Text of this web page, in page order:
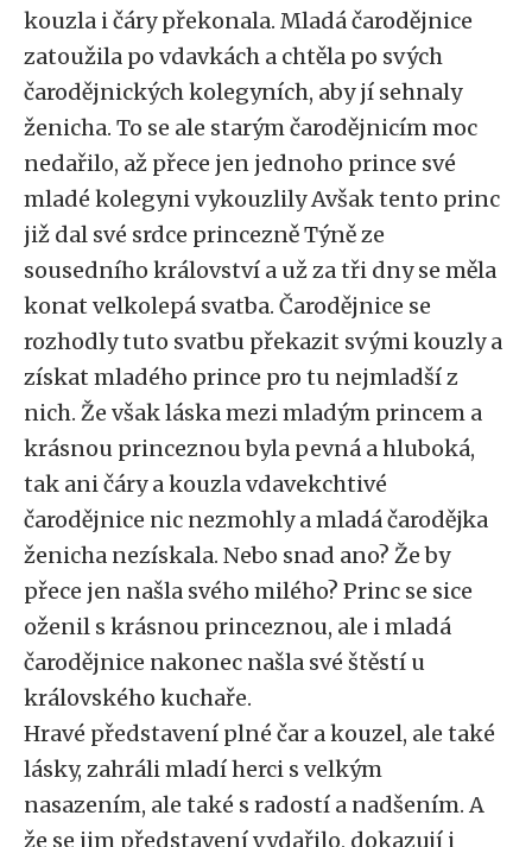
kouzla i čáry překonala. Mladá čarodějnice
zatoužila po vdavkách a chtěla po svých
čarodějnických kolegyních, aby jí sehnaly
ženicha. To se ale starým čarodějnicím moc
nedařilo, až přece jen jednoho prince své
mladé kolegyni vykouzlily Avšak tento princ
již dal své srdce princezně Týně ze
sousedního království a už za tři dny se měla
konat velkolepá svatba. Čarodějnice se
rozhodly tuto svatbu překazit svými kouzly a
získat mladého prince pro tu nejmladší z
nich. Že však láska mezi mladým princem a
krásnou princeznou byla pevná a hluboká,
tak ani čáry a kouzla vdavekchtivé
čarodějnice nic nezmohly a mladá čarodějka
ženicha nezískala. Nebo snad ano? Že by
přece jen našla svého milého? Princ se sice
oženil s krásnou princeznou, ale i mladá
čarodějnice nakonec našla své štěstí u
královského kuchaře.
Hravé představení plné čar a kouzel, ale také
lásky, zahráli mladí herci s velkým
nasazením, ale také s radostí a nadšením. A
že se jim představení vydařilo, dokazují i